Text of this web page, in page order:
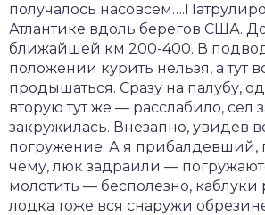
получалось
Атлантике вдоль берегов США.
ближайшей км 200-400. В
положении курить нельзя, а тут
продышаться. Сразу на палубу,
вторую тут же — расслабило, сел
закружилась. Внезапно, увидев
погружение. А я прибалдевший,
чему, люк задраили —
молотить — бесполезно, каблуки
лодка тоже вся снаружи